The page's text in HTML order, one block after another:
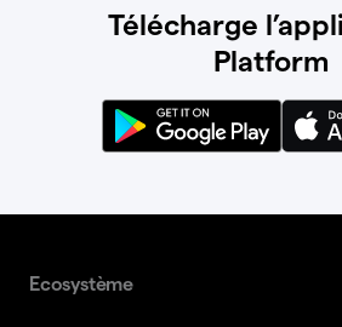
Télécharge
Platform
Ecosystème